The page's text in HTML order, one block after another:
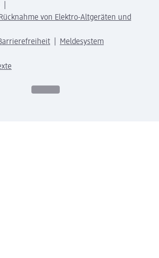
von Elektro-Altgeräten und
Meldesystem